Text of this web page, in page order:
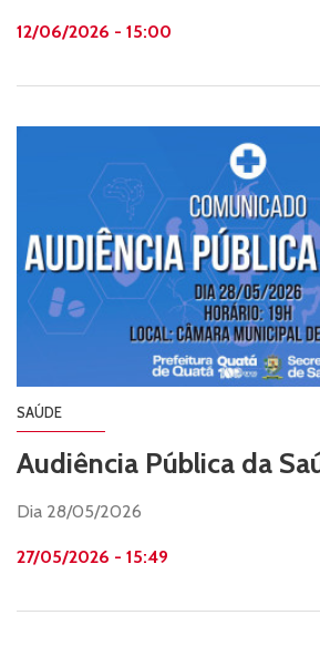
cidadania.
12/06/2026 - 15:00
SAÚDE
Audiência Pública da
Dia 28/05/2026
27/05/2026 - 15:49